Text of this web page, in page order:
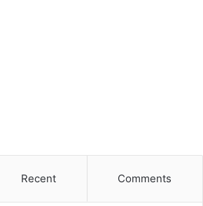
Recent Comments